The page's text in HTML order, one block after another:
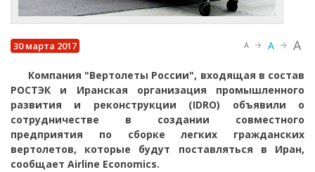
30 марта 2017 A A A
Компания "Вертолеты России", входящая в состав
РОСТЭК и Иранская организация промышленного
развития и реконструкции (IDRO) объявили о
сотрудничестве в создании совместного
предприятия по сборке легких гражданских
вертолетов, которые будут поставляться в Иран,
сообщает Airline Economics.